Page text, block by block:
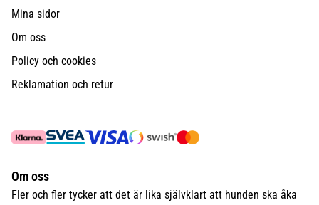
Mina sidor
Om oss
Policy och cookies
Reklamation och retur
Om oss
Fler och fler tycker att det är lika självklart att hunden ska åka